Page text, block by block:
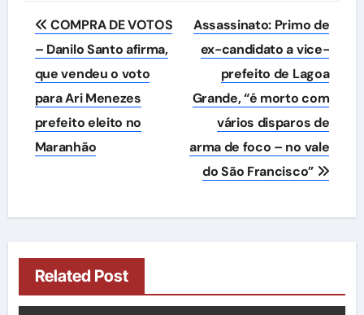
Navegação
de
Post
COMPRA DE VOTOS
– Danilo Santo afirma,
que vendeu o voto
para Ari Menezes
prefeito eleito no
Maranhão
Assassinato: Primo de
ex-candidato a vice-
prefeito de Lagoa
Grande, “é morto com
vários disparos de
arma de foco – no vale
do São Francisco”
Related Post